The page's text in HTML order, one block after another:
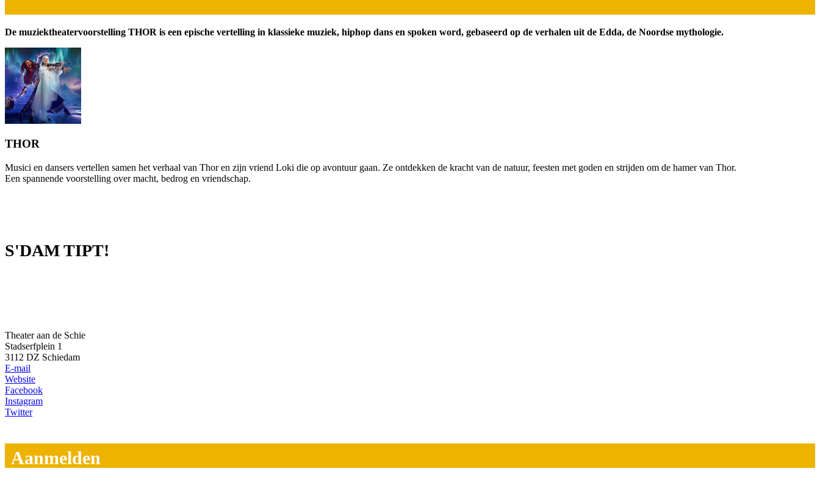
De muziektheatervoorstelling THOR is een epische vertelling in klassieke muziek, hiphop dans en spoken word, gebaseerd op de verhalen uit de Edda, de Noordse mythologie.
THOR
Musici en dansers vertellen samen het verhaal van Thor en zijn vriend Loki die op avontuur gaan. Ze ontdekken de kracht van de natuur, feesten met goden en strijden om de hamer van Thor.
Een spannende voorstelling over macht, bedrog en vriendschap.
S'DAM TIPT!
Theater aan de Schie
Stadserfplein 1
3112 DZ Schiedam
E-mail
Website
Facebook
Instagram
Twitter
Aanmelden